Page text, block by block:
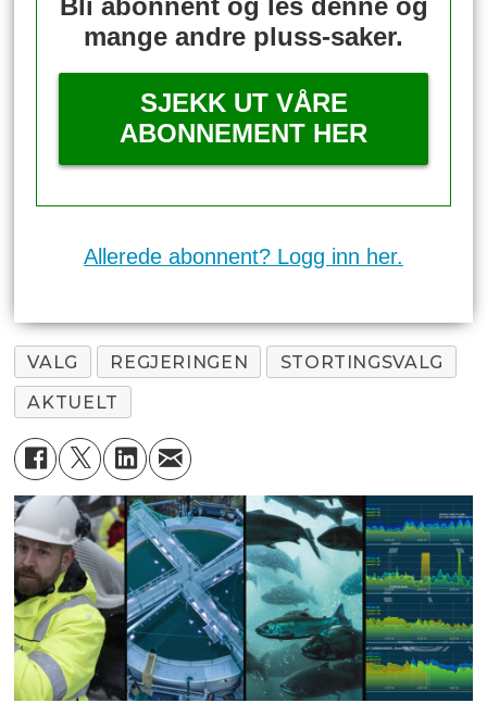
mange andre pluss-saker.
SJEKK UT VÅRE
ABONNEMENT HER
Allerede abonnent? Logg inn her.
VALG REGJERINGEN
STORTINGSVALG
AKTUELT